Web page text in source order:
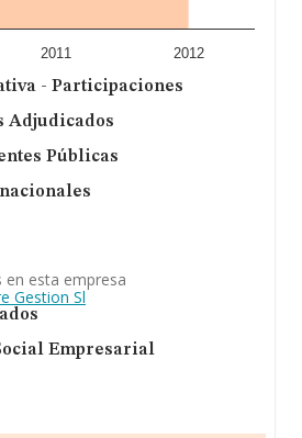
2011 2012
- Participaciones
Adjudicados
Públicas
en esta empresa
Gestion Sl
Empresarial